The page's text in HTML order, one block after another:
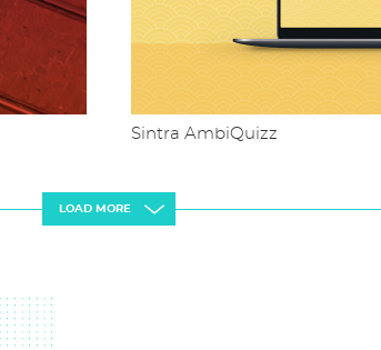
Sintra AmbiQuizz
LOAD MORE